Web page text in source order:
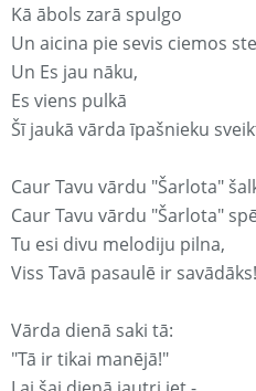
Kā ābols zarā spulgo
Un aicina pie sevis ciemos
Un Es jau nāku,
Es viens pulkā
Šī jaukā vārda īpašnieku
Caur Tavu vārdu "Šarlota"
Caur Tavu vārdu "Šarlota"
Tu esi divu melodiju pilna,
Viss Tavā pasaulē ir savādāks!
Vārda dienā saki tā:
"Tā ir tikai manējā!"